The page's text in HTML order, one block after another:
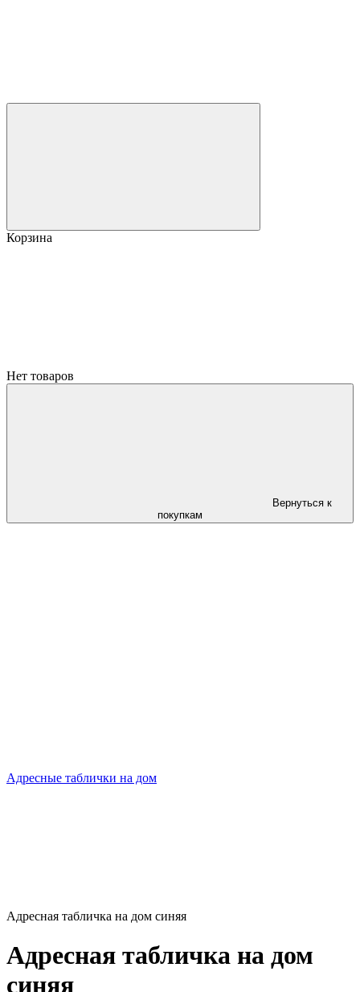
Корзина
Нет товаров
Вернуться к
покупкам
Адресные таблички на дом
Адресная табличка на дом синяя
Адресная табличка на дом
синяя